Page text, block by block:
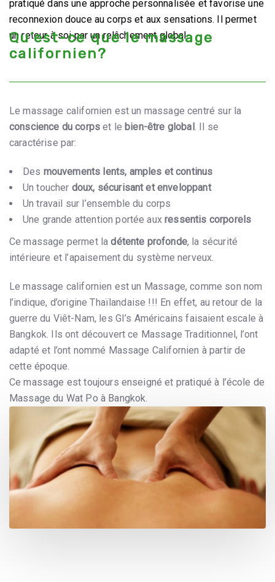
pratiqué dans une approche personnalisée et favorise une
reconnexion douce au corps et aux sensations. Il permet
un retour à soi par un relâchement global.
Qu’est-ce que le massage
californien?
Le massage californien est un massage centré sur la
conscience du corps et le bien-être global . Il se
caractérise par:
Des mouvements lents, amples et continus
Un toucher doux, sécurisant et enveloppant
Un travail sur l’ensemble du corps
Une grande attention portée auxressentis corporels
Ce massage permet ladétente profonde, la sécurité
intérieure et l’apaisement du système nerveux.
Le massage californien est un Massage, comme son nom
l’indique, d’origine Thaïlandaise !!! En effet, au retour de la
guerre du Viêt-Nam, les GI’s Américains faisaient escale à
Bangkok. Ils ont découvert ce Massage Traditionnel, l’ont
adapté et l’ont nommé Massage Californien à partir de
cette époque.
Ce massage est toujours enseigné et pratiqué à l’école de
Massage du Wat Po à Bangkok.